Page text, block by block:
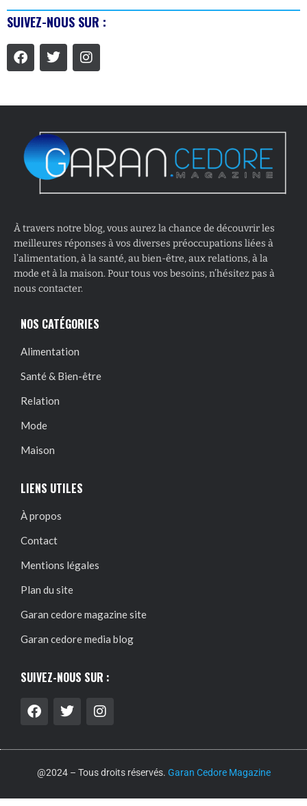
SUIVEZ-NOUS SUR :
À travers notre blog, vous aurez la chance de découvrir les
meilleures réponses à vos diverses préoccupations liées à
l’alimentation, à la santé, au bien-être, aux relations, à la
mode et à la maison. Pour tous vos besoins, n’hésitez pas à
nous contacter.
NOS CATÉGORIES
Alimentation
Santé & Bien-être
Relation
Mode
Maison
LIENS UTILES
À propos
Contact
Mentions légales
Plan du site
Garan cedore magazine site
Garan cedore media blog
SUIVEZ-NOUS SUR :
@2024 – Tous droits réservés. Garan Cedore Magazine